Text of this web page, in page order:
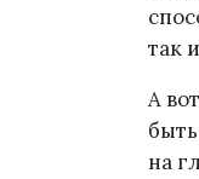
так
А
на